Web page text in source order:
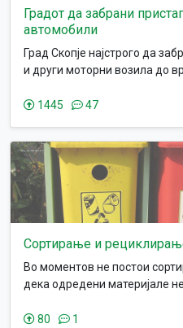
Градот да забрани
автомобили
Град Скопје најстрого да
и други моторни возила до
1445
47
Сортирање и
Во моментов не постои
дека одредени материјале
80
1